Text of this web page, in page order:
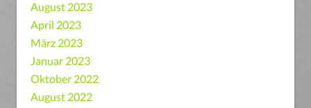
August 2023
April 2023
März 2023
Januar 2023
Oktober 2022
August 2022